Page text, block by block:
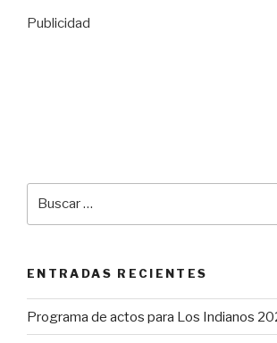
Publicidad
ENTRADAS RECIENTES
Programa de actos para Los Indianos